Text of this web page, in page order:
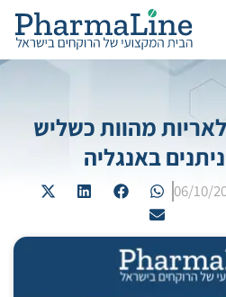
מהוות כשליש
באנגליה
06/10/